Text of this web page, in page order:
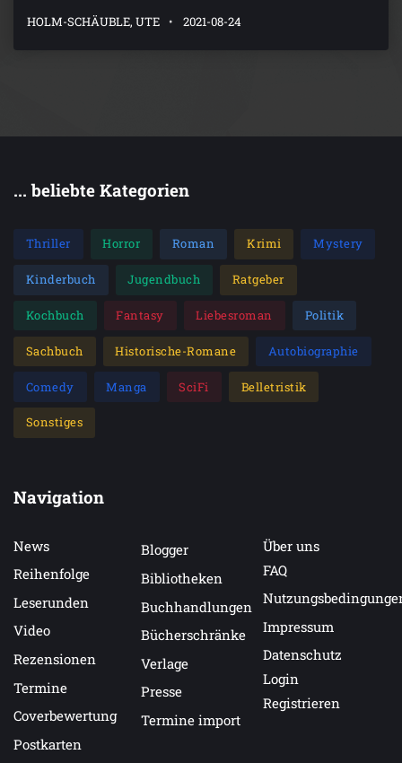
HOLM-SCHÄUBLE, UTE 2021-08-24
... beliebte Kategorien
Thriller Horror Roman Krimi Mystery
Kinderbuch Jugendbuch Ratgeber
Kochbuch Fantasy Liebesroman Politik
Sachbuch Historische-Romane Autobiographie
Comedy Manga SciFi Belletristik
Sonstiges
Navigation
News
Reihenfolge
Leserunden
Video
Rezensionen
Termine
Coverbewertung
Postkarten
Blogger
Bibliotheken
Buchhandlungen
Bücherschränke
Verlage
Presse
Termine import
Über uns
FAQ
Impressum
Datenschutz
Login
Registrieren